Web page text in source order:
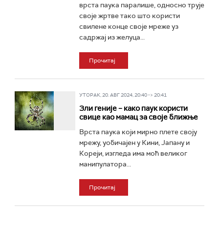
врста паука паралише, односно трује
своје жртве тако што користи
свилене конце своје мреже уз
садржај из желуца...
Прочитај
УТОРАК, 20. АВГ 2024, 20:40 -> 20:41
Зли геније – како паук користи
свице као мамац за своје ближње
Врста паука који мирно плете своју
мрежу, уобичајен у Кини, Јапану и
Кореји, изгледа има моћ великог
манипулатора...
Прочитај